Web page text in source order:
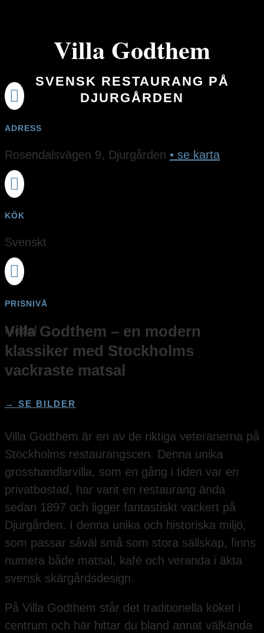
Villa Godthem
SVENSK RESTAURANG PÅ
DJURGÅRDEN

ADRESS
Rosendalsvägen 9, Djurgården • se karta

KÖK
Svenskt

PRISNIVÅ
Medel
Villa Godthem – en modern
klassiker med Stockholms
vackraste matsal
→ SE BILDER
Villa Godthem är en av de riktiga veteranerna på
Stockholms restaurangscen. Denna unika
grosshandlarvilla, som en gång i tiden var en
privatbostad, har varit en restaurang ända
sedan 1897 och ligger fantastiskt vackert på
Djurgården. I denna unika och historiska miljö,
som passar såväl små som stora sällskap, finns
numera både matsal, kafé och veranda i äkta
svensk skärgårdsdesign.
På Villa Godthem står det traditionella köket i
centrum och här hittar du bland annat välkända